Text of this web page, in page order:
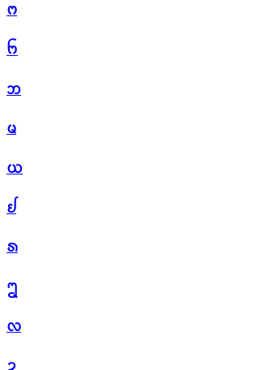
ᨻ
ᨼ
ᨽ
ᨾ
ᨿ
ᩀ
ᩁ
ᩂ
ᩃ
ᩄ